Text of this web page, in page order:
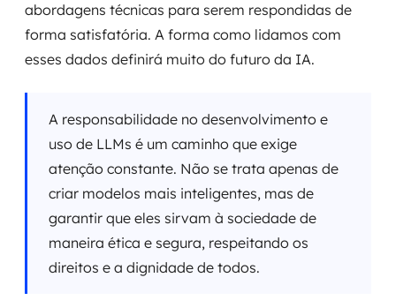
abordagens técnicas para serem respondidas de
forma satisfatória. A forma como lidamos com
esses dados definirá muito do futuro da IA.
A responsabilidade no desenvolvimento e
uso de LLMs é um caminho que exige
atenção constante. Não se trata apenas de
criar modelos mais inteligentes, mas de
garantir que eles sirvam à sociedade de
maneira ética e segura, respeitando os
direitos e a dignidade de todos.